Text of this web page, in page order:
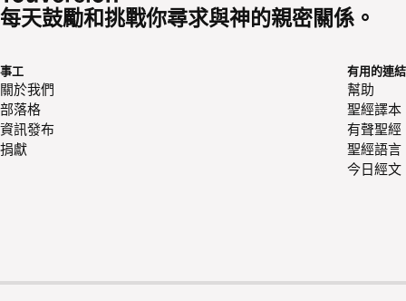
每天鼓勵和挑戰你尋求與神的親密關係。
事工
關於我們
部落格
資訊發布
捐獻
有用的連結
幫助
聖經譯本
有聲聖經
聖經語言
今日經文